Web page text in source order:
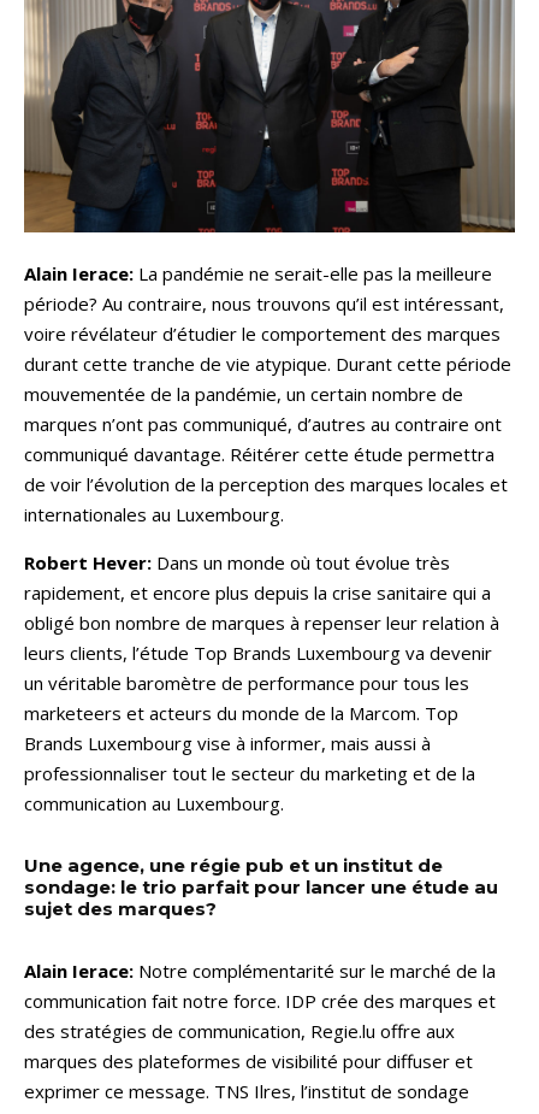
Alain Ierace: La pandémie ne serait-elle pas la meilleure
période? Au contraire, nous trouvons qu’il est intéressant,
voire révélateur d’étudier le comportement des marques
durant cette tranche de vie atypique. Durant cette période
mouvementée de la pandémie, un certain nombre de
marques n’ont pas communiqué, d’autres au contraire ont
communiqué davantage. Réitérer cette étude permettra
de voir l’évolution de la perception des marques locales et
internationales au Luxembourg.
Robert Hever: Dans un monde où tout évolue très
rapidement, et encore plus depuis la crise sanitaire qui a
obligé bon nombre de marques à repenser leur relation à
leurs clients, l’étude Top Brands Luxembourg va devenir
un véritable baromètre de performance pour tous les
marketeers et acteurs du monde de la Marcom. Top
Brands Luxembourg vise à informer, mais aussi à
professionnaliser tout le secteur du marketing et de la
communication au Luxembourg.
Une agence, une régie pub et un institut de
sondage: le trio parfait pour lancer une étude au
sujet des marques?
Alain Ierace: Notre complémentarité sur le marché de la
communication fait notre force. IDP crée des marques et
des stratégies de communication, Regie.lu offre aux
marques des plateformes de visibilité pour diffuser et
exprimer ce message. TNS Ilres, l’institut de sondage